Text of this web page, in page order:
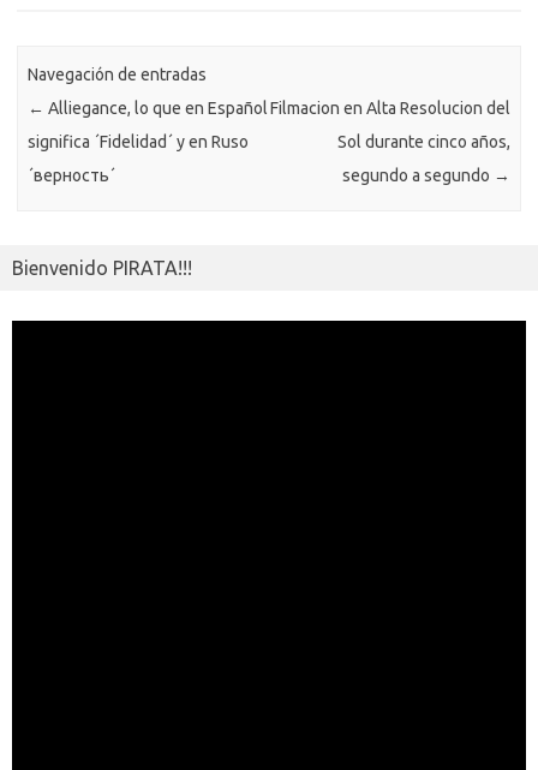
i
ti
r
Navegación de entradas
← Alliegance, lo que en Español
significa ´Fidelidad´ y en Ruso
´верность´
Filmacion en Alta Resolucion del
Sol durante cinco años,
segundo a segundo →
Bienvenido PIRATA!!!